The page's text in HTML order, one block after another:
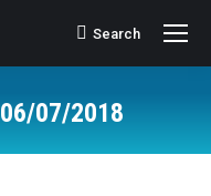
Search:
Search
06/07/2018